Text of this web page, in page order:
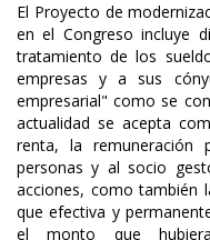
El Proyecto de
en el Congreso incluye
tratamiento de los
empresas y a sus
empresarial" como se
actualidad se acepta
renta, la remuneración
personas y al socio
acciones, como también
que efectiva y
el monto que